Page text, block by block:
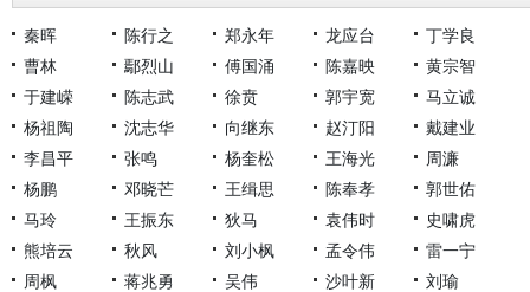
秦晖 陈行之 郑永年 龙应台
丁学良
曹林
鄢烈山 傅国涌 陈嘉映
黄宗智
于建嵘
陈志武 徐贲 郭宇宽
马立诚
杨祖陶
沈志华 向继东 赵汀阳
戴建业
李昌平
张鸣 杨奎松 王海光
周濂
杨鹏
邓晓芒 王缉思 陈奉孝
郭世佑
马玲
王振东 狄马 袁伟时
史啸虎
熊培云
秋风 刘小枫 孟令伟
雷一宁
周枫
蒋兆勇 吴伟 沙叶新 刘瑜